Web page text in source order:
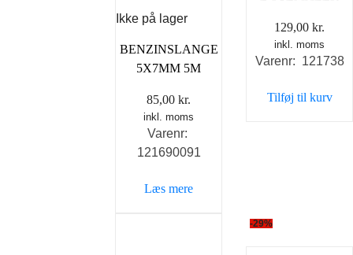
Ikke på lager
BENZINSLANGE
5X7MM 5M
85,00 kr.
inkl. moms
Varenr:
121690091
Læs mere
129,00 kr.
inkl. moms
Varenr: 121738
Tilføj til kurv
-29%